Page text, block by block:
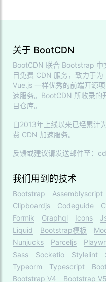
关于 BootCDN
BootCDN 联合 Bootstrap 中
目免费 CDN 服务，致力于
Vue.js 一样优秀的前端开源
速服务。BootCDN 所收录的
目仓库。
自2013年上线以来已经累计
费 CDN 加速服务。
反馈或建议请发送邮件至：
我们用到的技术
Bootstrap Assemblyscript
Clipboardjs
Codeguide
Formik
Graphql Icons
Liquid
Bootstrap模板
Nunjucks
Parceljs
Sass
Socketio Stylelint
Typeorm
Typescript
Bootstrap V4
Bootstrap V5